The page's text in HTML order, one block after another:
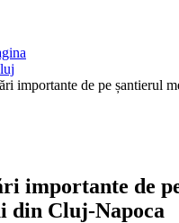
importante de pe șantierul
importante de
din Cluj-Napoca